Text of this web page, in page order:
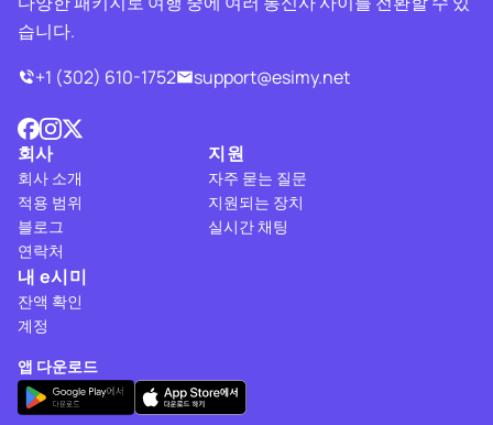
습니다.
+1 (302) 610-1752
support@esimy.net
회사
회사 소개
적용 범위
블로그
연락처
지원
자주 묻는 질문
지원되는 장치
실시간 채팅
내 e시미
잔액 확인
계정
앱 다운로드